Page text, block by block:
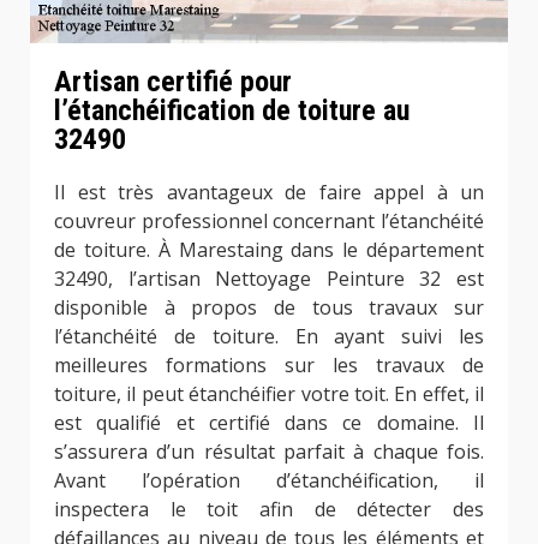
Artisan certifié pour
l’étanchéification de toiture au
32490
Il est très avantageux de faire appel à un
couvreur professionnel concernant l’étanchéité
de toiture. À Marestaing dans le département
32490, l’artisan Nettoyage Peinture 32 est
disponible à propos de tous travaux sur
l’étanchéité de toiture. En ayant suivi les
meilleures formations sur les travaux de
toiture, il peut étanchéifier votre toit. En effet, il
est qualifié et certifié dans ce domaine. Il
s’assurera d’un résultat parfait à chaque fois.
Avant l’opération d’étanchéification, il
inspectera le toit afin de détecter des
défaillances au niveau de tous les éléments et